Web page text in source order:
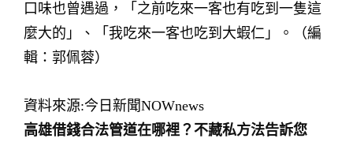
口味也曾遇過，「之前吃來一客也有吃到一隻這
麼大的」、「我吃來一客也吃到大蝦仁」。（編
輯：郭佩蓉）
資料來源:今日新聞NOWnews
高雄借錢合法管道在哪裡？不藏私方法告訴您